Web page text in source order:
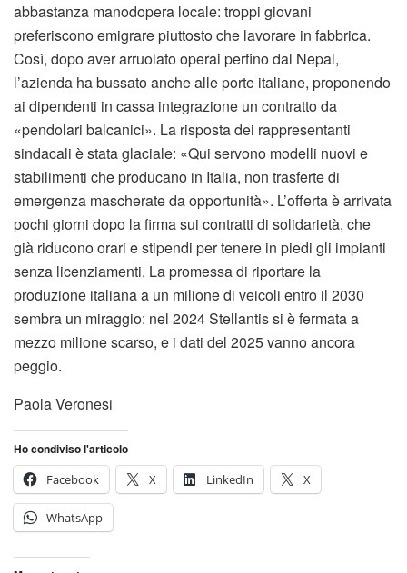
abbastanza manodopera locale: troppi giovani
preferiscono emigrare piuttosto che lavorare in fabbrica.
Così, dopo aver arruolato operai perfino dal Nepal,
l’azienda ha bussato anche alle porte italiane, proponendo
ai dipendenti in cassa integrazione un contratto da
«pendolari balcanici». La risposta dei rappresentanti
sindacali è stata glaciale: «Qui servono modelli nuovi e
stabilimenti che producano in Italia, non trasferte di
emergenza mascherate da opportunità». L’offerta è arrivata
pochi giorni dopo la firma sui contratti di solidarietà, che
già riducono orari e stipendi per tenere in piedi gli impianti
senza licenziamenti. La promessa di riportare la
produzione italiana a un milione di veicoli entro il 2030
sembra un miraggio: nel 2024 Stellantis si è fermata a
mezzo milione scarso, e i dati del 2025 vanno ancora
peggio.
Paola Veronesi
Ho condiviso l'articolo
Facebook
X LinkedIn X
WhatsApp